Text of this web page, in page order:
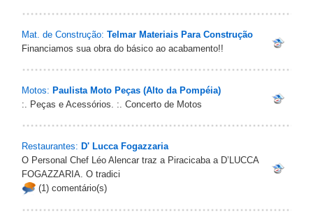
Mat. de Construção: Telmar Materiais Para Construção
Financiamos sua obra do básico ao acabamento!!
Motos: Paulista Moto Peças (Alto da Pompéia)
:. Peças e Acessórios. :. Concerto de Motos
Restaurantes: D' Lucca Fogazzaria
O Personal Chef Léo Alencar traz a Piracicaba a D’LUCCA
FOGAZZARIA. O tradici
(1) comentário(s)